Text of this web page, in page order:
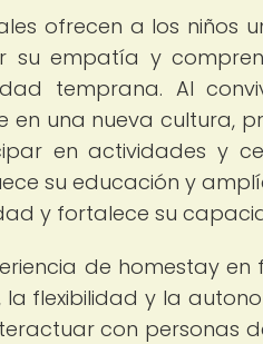
ofrecen a los
su empatía y
temprana. Al
en una nueva cultura,
en actividades y
su educación y
y fortalece su
de homestay
la flexibilidad y la
con personas